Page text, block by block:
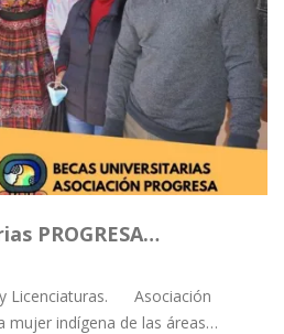
PROGRESA…
y Licenciaturas. Asociación
mujer indígena de las áreas…